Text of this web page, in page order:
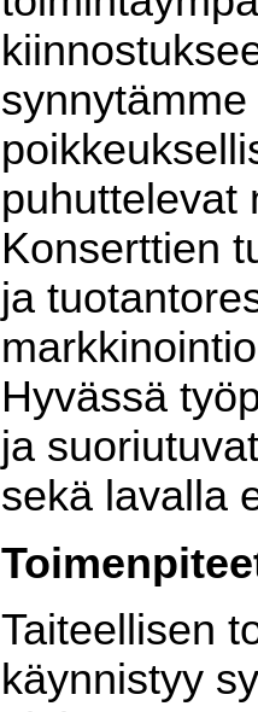
puhuttelevat
Konserttien
ja
Hyvässä
ja
sekä lavalla
Taiteellisen
käynnistyy